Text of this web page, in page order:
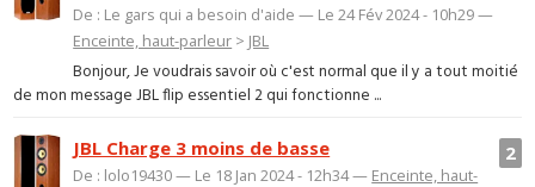
De : Le gars qui a besoin d'aide — Le 24 Fév 2024 - 10h29 —
Enceinte, haut-parleur > JBL
Bonjour, Je voudrais savoir où c'est normal que il y a tout moitié
de mon message JBL flip essentiel 2 qui fonctionne ...
2
JBL Charge 3 moins de basse
De : lolo19430 — Le 18 Jan 2024 - 12h34 — Enceinte, haut-